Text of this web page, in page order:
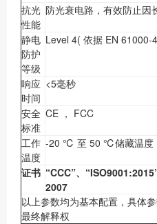
抗光
性能
防光衰电路，有效防止因
静电
防护
等级
Level 4( 依据 EN 61000-
响应
时间
<5毫秒
安全
标准
CE ， FCC
工作
温度
-20 ℃ 至 50 ℃储藏温
证书 “CCC”、
2007
以上参数均为基本配置，具体
最终解释权